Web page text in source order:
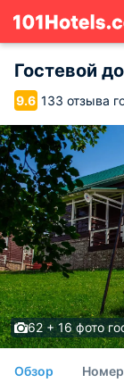
Гостевой
9.6 133 отзыва
62 + 16 фото
Обзор